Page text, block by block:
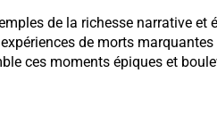
de la richesse narrative et
de morts
ces moments épiques et